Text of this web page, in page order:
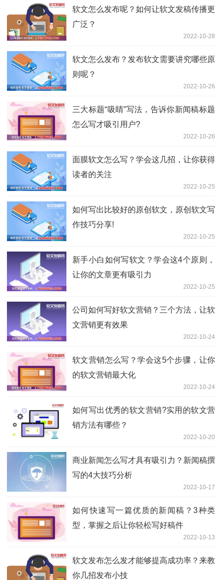
软文怎么发布呢？如何让软文发稿传播更
广泛？
2022-10-28
软文怎么发布？发布软文需要讲究哪些原
则呢？
2022-10-26
三大标题“吸睛”写法，告诉你新闻稿标题
怎么写才吸引用户?
2022-10-26
面膜软文怎么写？学会这几招，让你获得
读者的关注
2022-10-25
如何写出比较好的原创软文，原创软文写
作技巧分享!
2022-10-25
新手小白如何写软文？学会这4个原则，
让你的文章更有吸引力
2022-10-25
公司如何写好软文营销？三个方法，让软
文营销更有效果
2022-10-24
软文营销怎么写？学会这5个步骤，让你
的软文营销最大化
2022-10-24
如何写出优秀的软文营销?实用的软文营
销方法有哪些？
2022-10-20
商业新闻怎么写才具有吸引力？新闻稿撰
写的4大技巧分析
2022-10-17
如何快速写一篇优质的新闻稿？3种类
型，掌握之后让你轻松写好稿件
2022-10-13
软文发布怎么发才能够提高成功率？来教
你几招发布小技